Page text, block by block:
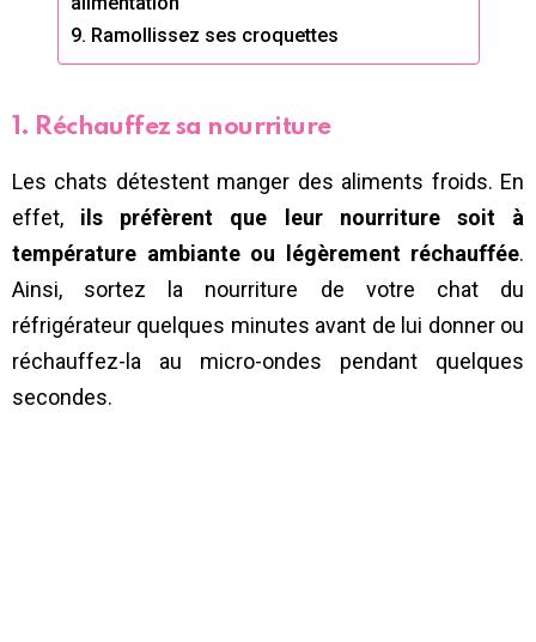
9. Ramollissez ses croquettes
1. Réchauffez sa nourriture
Les chats détestent manger des aliments froids. En
effet, ils préfèrent que leur nourriture soit à
température ambiante ou légèrement réchauffée.
Ainsi, sortez la nourriture de votre chat du
réfrigérateur quelques minutes avant de lui donner ou
réchauffez-la au micro-ondes pendant quelques
secondes.